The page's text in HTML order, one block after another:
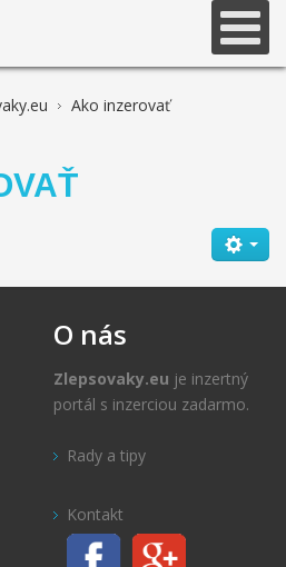
Ako inzerovať
O nás
Zlepsovaky.eu je inzertný
portál s inzerciou zadarmo.
Rady a tipy
Kontakt